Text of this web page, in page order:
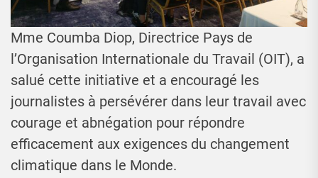
Mme Coumba Diop, Directrice Pays de
l’Organisation Internationale du Travail (OIT), a
salué cette initiative et a encouragé les
journalistes à persévérer dans leur travail avec
courage et abnégation pour répondre
efficacement aux exigences du changement
climatique dans le Monde.